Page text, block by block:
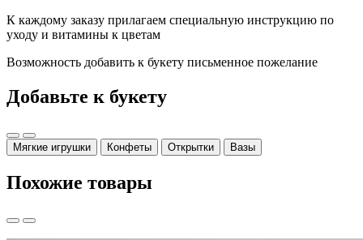
К каждому заказу прилагаем специальную инструкцию по
уходу и витамины к цветам
Возможность добавить к букету письменное пожелание
Добавьте к букету
Мягкие игрушки Конфеты Открытки Вазы
Похожие товары